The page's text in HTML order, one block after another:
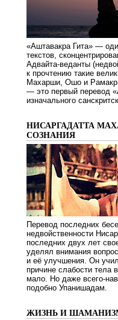
«Аштавакра Гита» —
текстов,
Адвайта-веданты
к прочтению такие
Махарши, Ошо и
— это первый перевод
изначального
НИСАРГАДАТТА
СОЗНАНИЯ
Перевод последних
недвойственности
последних двух лет
уделял внимания
и её улучшения. Он
причине слабости тела
мало. Но даже всего-
подобно Упанишадам.
ЖИЗНЬ И